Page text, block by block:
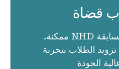
قضاة
الحكام يجعلون مسابقة NHD ممكنة.
الطلاب بتجربة
الجودة